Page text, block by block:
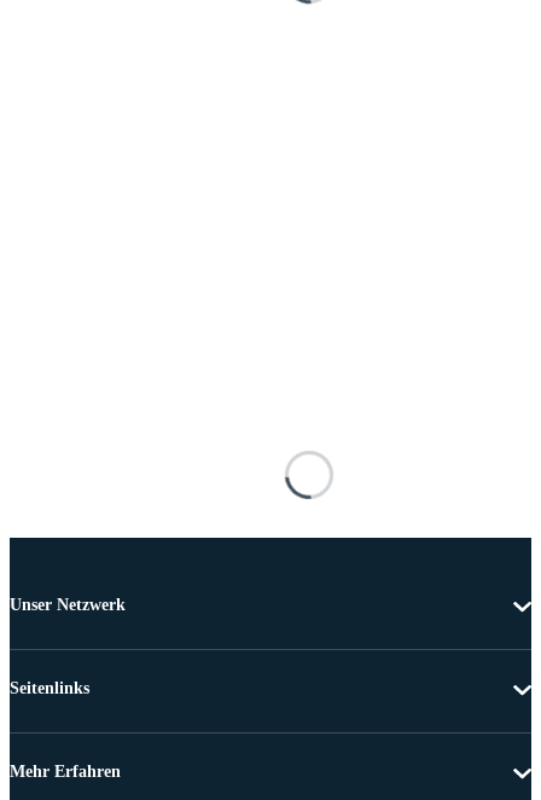
Unser Netzwerk
Seitenlinks
Mehr Erfahren